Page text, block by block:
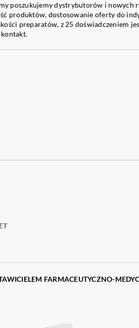
poszukujemy dystrybutorów i nowych
produktów, dostosowanie oferty do
preparatów, z 25 doświadczeniem
kontakt.
FARMACEUTYCZNO-